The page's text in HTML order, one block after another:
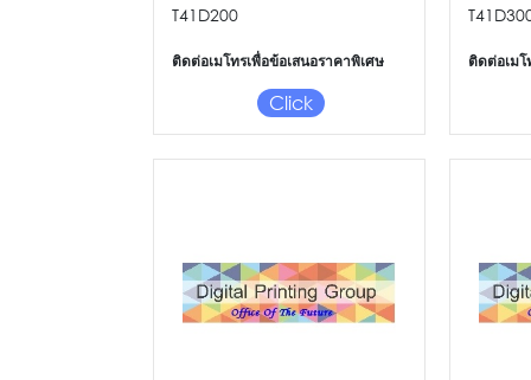
Click
INK 350ML FOR SC-
T41D200
ติดต่อเมโทรเพื่อข้อเสนอราคาพิเศษ ติดต่อเมโ